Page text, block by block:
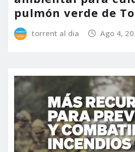
pulmón verde de
torrent al dia Ago 4,